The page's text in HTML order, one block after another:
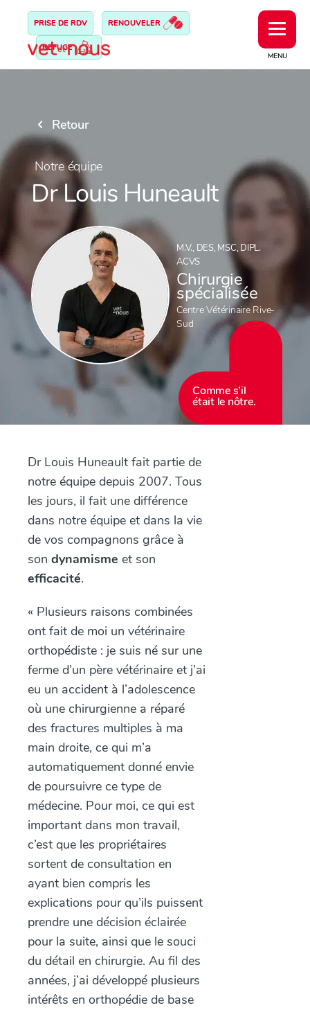
MENU
PRISE DE RDV RENOUVELER
REFUGE
Retour
Notre équipe
Dr Louis Huneault
M.V., DES, MSC, DIPL.
ACVS
Chirurgie
spécialisée
Centre Vétérinaire Rive-
Sud
Comme s’il
était le nôtre.
Dr Louis Huneault fait partie de
notre équipe depuis 2007. Tous
les jours, il fait une différence
dans notre équipe et dans la vie
de vos compagnons grâce à
son dynamisme et son
efficacité.
« Plusieurs raisons combinées
ont fait de moi un vétérinaire
orthopédiste : je suis né sur une
ferme d’un père vétérinaire et j’ai
eu un accident à l’adolescence
où une chirurgienne a réparé
des fractures multiples à ma
main droite, ce qui m’a
automatiquement donné envie
de poursuivre ce type de
médecine. Pour moi, ce qui est
important dans mon travail,
c’est que les propriétaires
sortent de consultation en
ayant bien compris les
explications pour qu’ils puissent
prendre une décision éclairée
pour la suite, ainsi que le souci
du détail en chirurgie. Au fil des
années, j’ai développé plusieurs
intérêts en orthopédie de base